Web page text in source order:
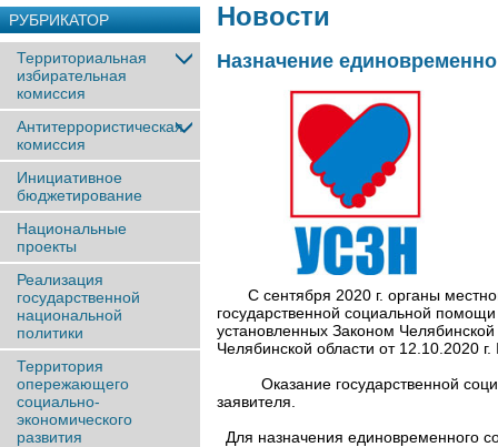
РУБРИКАТОР
Территориальная
избирательная
комиссия
Антитеррористическая
комиссия
Инициативное
бюджетирование
Национальные
проекты
Реализация
государственной
национальной
политики
Территория
опережающего
социально-
экономического
развития
Новости
Назначение
С сентября 2020 г. органы
государственной социальной
установленных Законом
Челябинской области от 12.10.2020
Оказание государственной
заявителя.
Для назначения